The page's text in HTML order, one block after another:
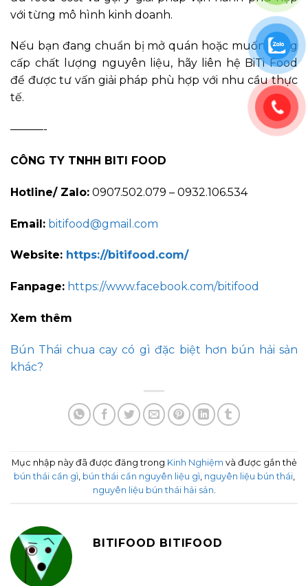
với từng mô hình kinh doanh.
Nếu bạn đang chuẩn bị mở quán hoặc muốn nâng
cấp chất lượng nguyên liệu, hãy liên hệ BiTi Food
để được tư vấn giải pháp phù hợp với nhu cầu thực
tế.
———-
CÔNG TY TNHH BITI FOOD
Hotline/ Zalo: 0907.502.079 – 0932.106.534
Email: bitifood@gmail.com
Website: https://bitifood.com/
Fanpage: https://www.facebook.com/bitifood
Xem thêm
Bún Thái chua cay có gì đặc biệt hơn bún hải sản
khác?
Mục nhập này đã được đăng trong Kinh Nghiệm và được gắn thẻ
bún thái cần gì, bún thái cần nguyên liệu gì, nguyên liệu bún thái,
nguyên liệu bún thái hải sản.
BITIFOOD BITIFOOD